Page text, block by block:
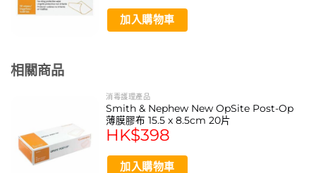
加入購物車
相關商品
消毒護理產品
Smith & Nephew New OpSite Post-Op
薄膜膠布 15.5 x 8.5cm 20片
HK$398
加入購物車